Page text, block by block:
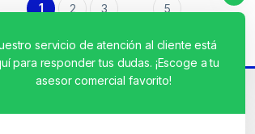
1 2 3 … 5
servicio de atención al cliente está
para responder tus dudas. ¡Escoge a tu
asesor comercial favorito!